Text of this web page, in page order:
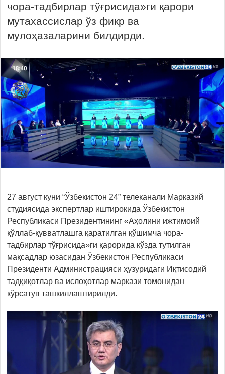
чора-тадбирлар тўғрисида»ги қарори
мутахассислар ўз фикр ва
мулоҳазаларини билдирди.
27 август куни “Ўзбекистон 24” телеканали Марказий
студиясида экспертлар иштирокида Ўзбекистон
Республикаси Президентининг «Аҳолини ижтимоий
қўллаб-қувватлашга қаратилган қўшимча чора-
тадбирлар тўғрисида»ги қарорида кўзда тутилган
мақсадлар юзасидан Ўзбекистон Республикаси
Президенти Администрацияси ҳузуридаги Иқтисодий
тадқиқотлар ва ислоҳотлар маркази томонидан
кўрсатув ташкиллаштирилди.